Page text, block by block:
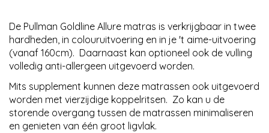
De Pullman Goldline Allure matras is verkrijgbaar in twee
hardheden, in colouruitvoering en in je 't aime-uitvoering
(vanaf 160cm). Daarnaast kan optioneel ook de vulling
volledig anti-allergeen uitgevoerd worden.
Mits supplement kunnen deze matrassen ook uitgevoerd
worden met vierzijdige koppelritsen. Zo kan u de
storende overgang tussen de matrassen minimaliseren
en genieten van één groot ligvlak.